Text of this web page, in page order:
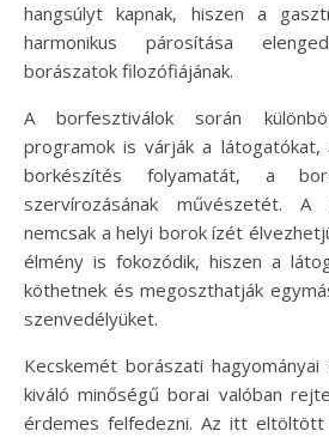
hangsúlyt kapnak, hiszen a
harmonikus párosítása
borászatok filozófiájának.
A borfesztiválok során
programok is várják a látogatókat,
borkészítés folyamatát, a
szervírozásának művészetét. A
nemcsak a helyi borok ízét
élmény is fokozódik, hiszen a
köthetnek és megoszthatják
szenvedélyüket.
Kecskemét borászati
kiváló minőségű borai valóban
érdemes felfedezni. Az itt eltöltött